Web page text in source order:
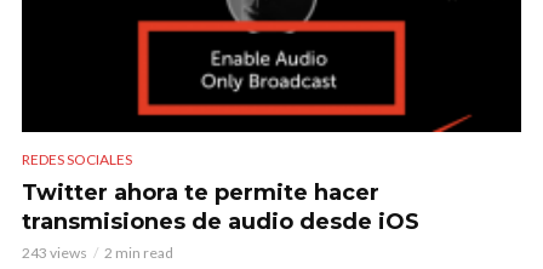
REDES SOCIALES
Twitter ahora te permite hacer
transmisiones de audio desde iOS
243 views 2 min read